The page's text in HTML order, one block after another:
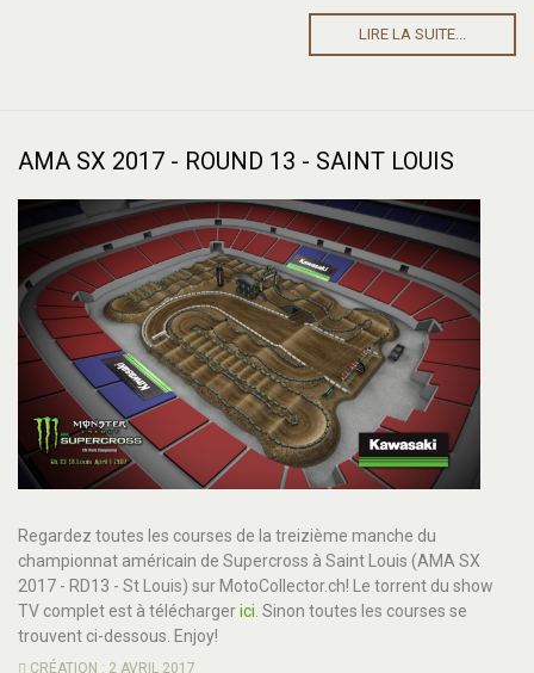
LIRE LA SUITE...
AMA SX 2017 - ROUND 13 - SAINT LOUIS
Regardez toutes les courses de la treizième manche du
championnat américain de Supercross à Saint Louis (AMA SX
2017 - RD13 - St Louis) sur MotoCollector.ch! Le torrent du show
TV complet est à téléchargerici. Sinon toutes les courses se
trouvent ci-dessous. Enjoy!
CRÉATION : 2 AVRIL 2017